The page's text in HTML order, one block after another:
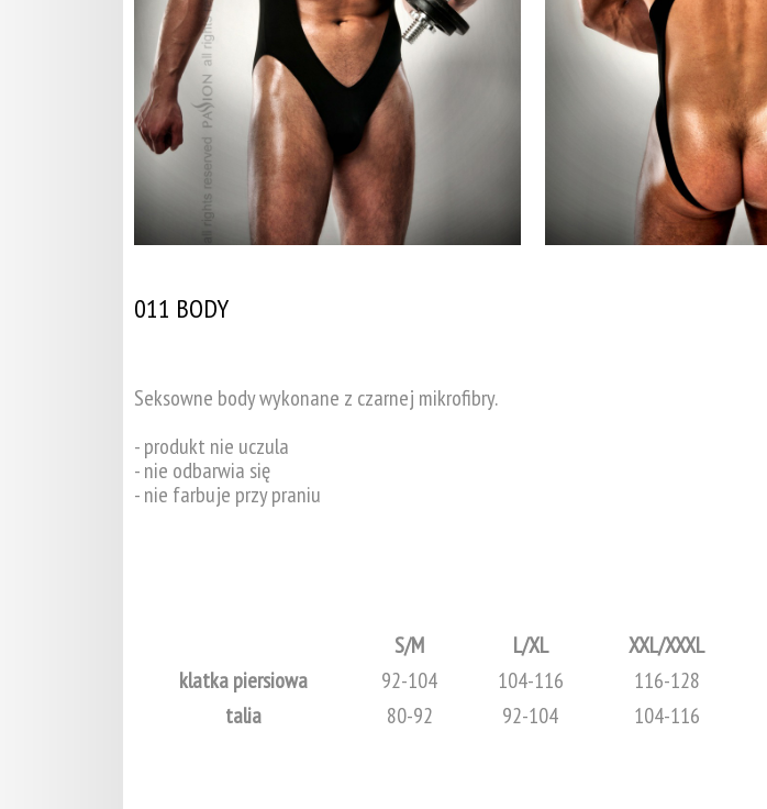
011 BODY
Seksowne body wykonane z czarnej mikrofibry.
- produkt nie uczula
- nie odbarwia się
- nie farbuje przy praniu
S/M L/XL
XXL/XXXL
klatka piersiowa
92-104 104-116
116-128
talia
80-92 92-104 104-116